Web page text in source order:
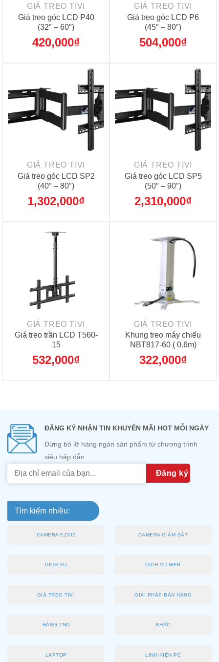
GIÁ TREO TIVI
Giá treo góc LCD P40
(32″ – 60″)
420,000₫
GIÁ TREO TIVI
Giá treo góc LCD P6
(45″ – 80″)
504,000₫
GIÁ TREO TIVI
Giá treo góc LCD SP2
(40″ – 80″)
1,302,000₫
GIÁ TREO TIVI
Giá treo góc LCD SP5
(50″ – 90″)
2,310,000₫
GIÁ TREO TIVI
Giá treo trần LCD T560-
15
532,000₫
GIÁ TREO TIVI
Khung treo máy chiếu
NBT817-60 ( 0.6m)
322,000₫
ĐĂNG KÝ NHẬN TIN KHUYẾN MÃI HOT MỖI NGÀY
Đừng bỏ lỡ hàng ngàn sản phẩm từ chương trình
siêu hấp dẫn
Tìm kiếm nhiều:
CAMERA EZVIZ CAMERA GIÁM SÁT
DỊCH VỤ DỊCH VỤ WEB
GIÁ TREO TIVI GIẢI PHÁP BÁN HÀNG
HÀNG 2ND KHÁC
LAPTOP LINH KIỆN PC